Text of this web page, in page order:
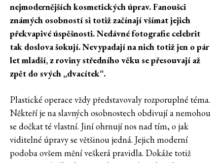
nejmodernějších kosmetických úprav. Fanoušci
známých osobností si totiž začínají všímat jejich
překvapivé úspěšnosti. Nedávné fotografie celebrit
tak doslova šokují. Nevypadají na nich totiž jen o pár
let mladší, z roviny středního věku se přesouvají až
zpět do svých „dvacítek“.
Plastické operace vždy představovaly rozporuplné téma.
Někteří je na slavných osobnostech obdivují a nemohou
se dočkat té vlastní. Jiní ohrnují nos nad tím, o jak
viditelné úpravy se většinou jedná. Jejich moderní
podoba ovšem mění veškerá pravidla. Dokáže totiž